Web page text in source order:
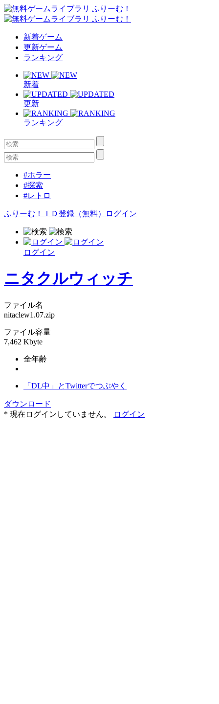
新着ゲーム
更新ゲーム
ランキング
新着
更新
ランキング
#ホラー
#探索
#レトロ
ふりーむ！ＩＤ登録（無料） ログイン
ログイン
ニタクルウィッチ
ファイル名
nitaclew1.07.zip
ファイル容量
7,462 Kbyte
全年齢
「DL中」とTwitterでつぶやく
ダウンロード
* 現在ログインしていません。
ログイン